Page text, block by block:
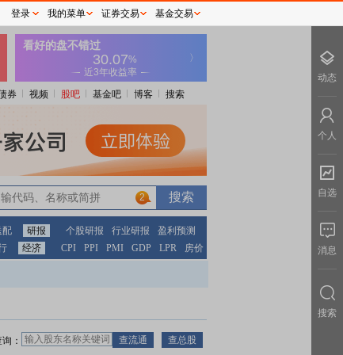
券 视频 股吧 基金吧 博客 搜索
2
配 研报 个股研报 行业研报
盈利预测
经济 CPI PPI PMI GDP LPR 房价
：
登录 我的菜单 证券交易 基金交易
动态
个人
自选
消息
搜索